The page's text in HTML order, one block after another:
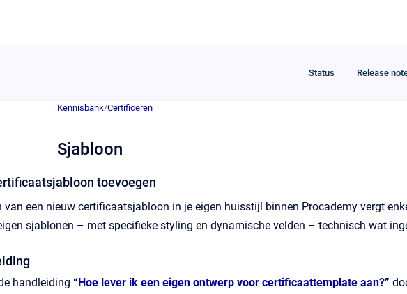
Status Release
Kennisbank/Certificeren
Sjabloon
toevoegen
van een nieuw certificaatsjabloon in je eigen huisstijl binnen Procademy vergt
sjablonen – met specifieke styling en dynamische velden – technisch wat
handleiding “Hoe lever ik een eigen ontwerp voor certificaattemplate aan?”